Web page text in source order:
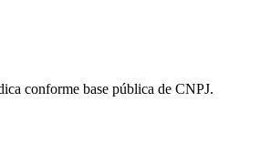
conforme base pública de CNPJ.